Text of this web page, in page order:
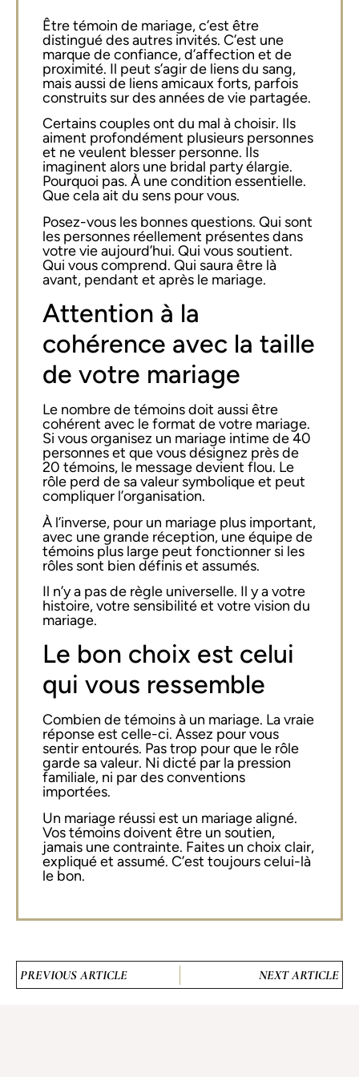
Être témoin de mariage, c’est être
distingué des autres invités. C’est une
marque de confiance, d’affection et de
proximité. Il peut s’agir de liens du sang,
mais aussi de liens amicaux forts, parfois
construits sur des années de vie partagée.
Certains couples ont du mal à choisir. Ils
aiment profondément plusieurs personnes
et ne veulent blesser personne. Ils
imaginent alors une bridal party élargie.
Pourquoi pas. À une condition essentielle.
Que cela ait du sens pour vous.
Posez-vous les bonnes questions. Qui sont
les personnes réellement présentes dans
votre vie aujourd’hui. Qui vous soutient.
Qui vous comprend. Qui saura être là
avant, pendant et après le mariage.
Attention à la
cohérence avec la taille
de votre mariage
Le nombre de témoins doit aussi être
cohérent avec le format de votre mariage.
Si vous organisez un mariage intime de 40
personnes et que vous désignez près de
20 témoins, le message devient flou. Le
rôle perd de sa valeur symbolique et peut
compliquer l’organisation.
À l’inverse, pour un mariage plus important,
avec une grande réception, une équipe de
témoins plus large peut fonctionner si les
rôles sont bien définis et assumés.
Il n’y a pas de règle universelle. Il y a votre
histoire, votre sensibilité et votre vision du
mariage.
Le bon choix est celui
qui vous ressemble
Combien de témoins à un mariage. La vraie
réponse est celle-ci. Assez pour vous
sentir entourés. Pas trop pour que le rôle
garde sa valeur. Ni dicté par la pression
familiale, ni par des conventions
importées.
Un mariage réussi est un mariage aligné.
Vos témoins doivent être un soutien,
jamais une contrainte. Faites un choix clair,
expliqué et assumé. C’est toujours celui-là
le bon.
PREVIOUS ARTICLE NEXT ARTICLE